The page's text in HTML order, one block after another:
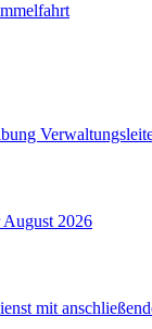
2026
mit